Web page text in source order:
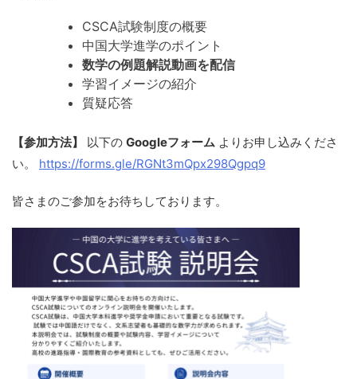
CSCA試験制度の概要
中国大学進学のポイント
数学の例題解説動画を配信
学習イメージの紹介
質疑応答
【参加方法】 以下の Googleフォーム よりお申し込みくださ
い。 https://forms.gle/RGNt3mQpx298Qgpq9
皆さまのご参加をお待ちしております。